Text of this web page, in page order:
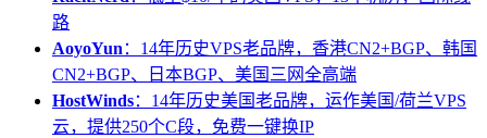
路
AoyoYun ：14年历史VPS老品牌，香港CN2+BGP、韩国
CN2+BGP、日本BGP、美国三网全高端
HostWinds：14年历史美国老品牌，运作美国/荷兰VPS
云，提供250个C段，免费一键换IP